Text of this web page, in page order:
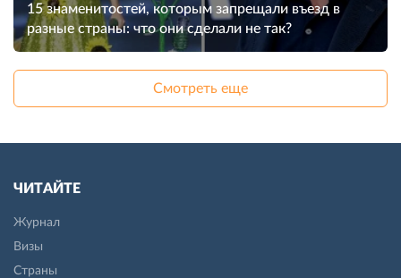
15 знаменитостей, которым запрещали въезд в
разные страны: что они сделали не так?
Смотреть еще
ЧИТАЙТЕ
Журнал
Визы
Страны